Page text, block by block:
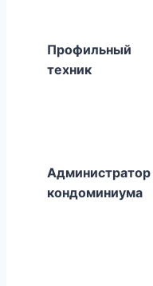
Профильный
техник
Администратор
кондоминиума